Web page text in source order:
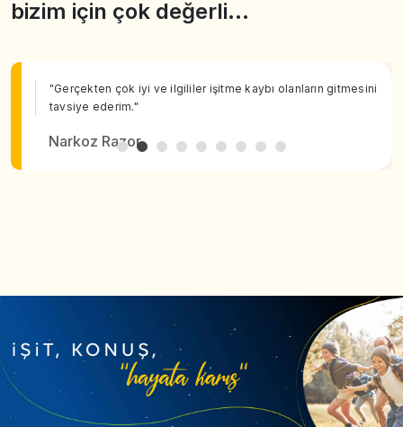
bizim için çok değerli…
"Gerçekten çok iyi ve ilgililer işitme kaybı olanların gitmesini
tavsiye ederim."
Narkoz Razor